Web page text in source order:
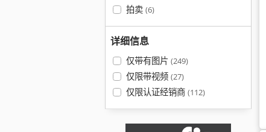
拍卖 (6)
详细信息
仅带有图片 (249)
仅限带视频 (27)
仅限认证经销商 (112)